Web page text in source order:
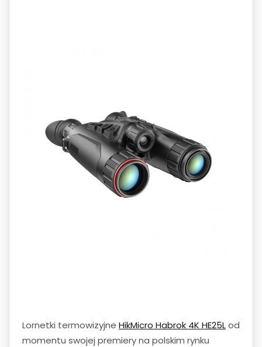
Lornetki termowizyjne HikMicro Habrok 4K HE25Lod
momentu swojej premiery na polskim rynku